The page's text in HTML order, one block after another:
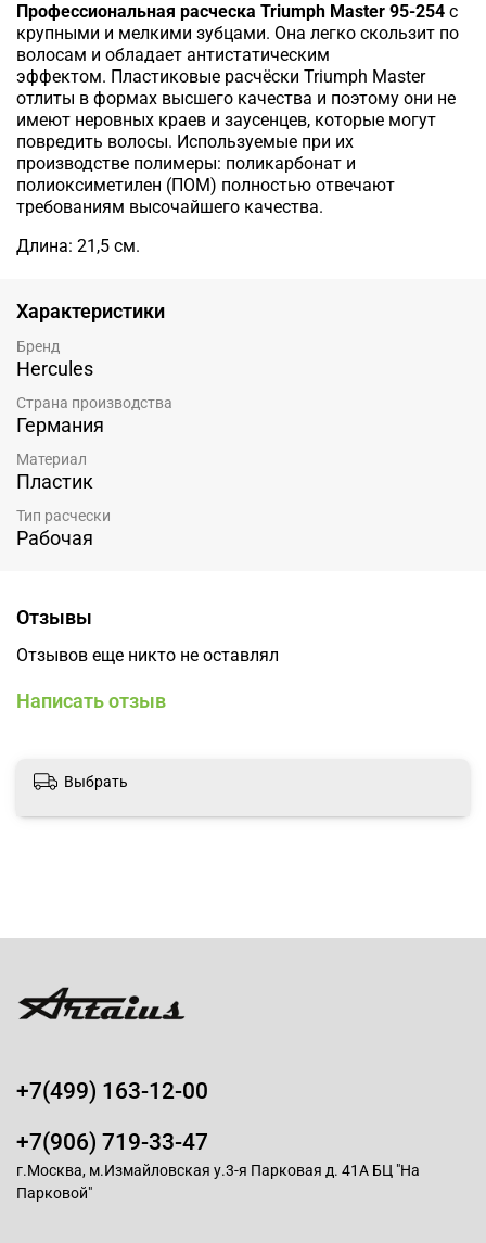
Профессиональная расческа Triumph Master 95-254 с
крупными и мелкими зубцами. Она легко скользит по
волосам и обладает антистатическим
эффектом. Пластиковые расчёски Triumph Master
отлиты в формах высшего качества и поэтому они не
имеют неровных краев и заусенцев, которые могут
повредить волосы. Используемые при их
производстве полимеры: поликарбонат и
полиоксиметилен (ПОМ) полностью отвечают
требованиям высочайшего качества.
Длина: 21,5 см.
Характеристики
Бренд
Hercules
Страна производства
Германия
Материал
Пластик
Тип расчески
Рабочая
Отзывы
Отзывов еще никто не оставлял
Написать отзыв
Выбрать
+7(499) 163-12-00
+7(906) 719-33-47
г.Москва, м.Измайловская у.3-я Парковая д. 41А БЦ "На
Парковой"